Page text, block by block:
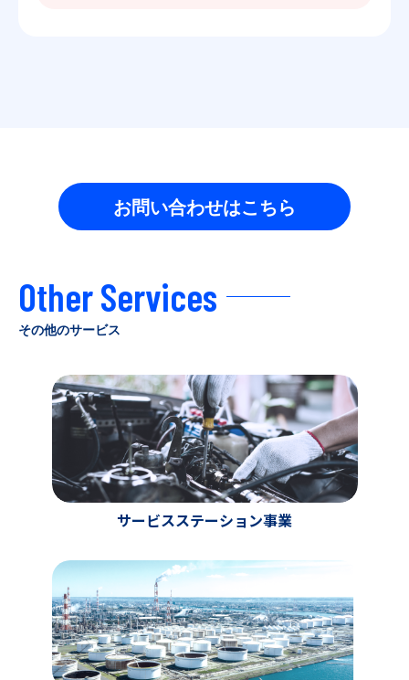
お問い合わせはこちら
Other Services
その他のサービス
サービスステーション事業